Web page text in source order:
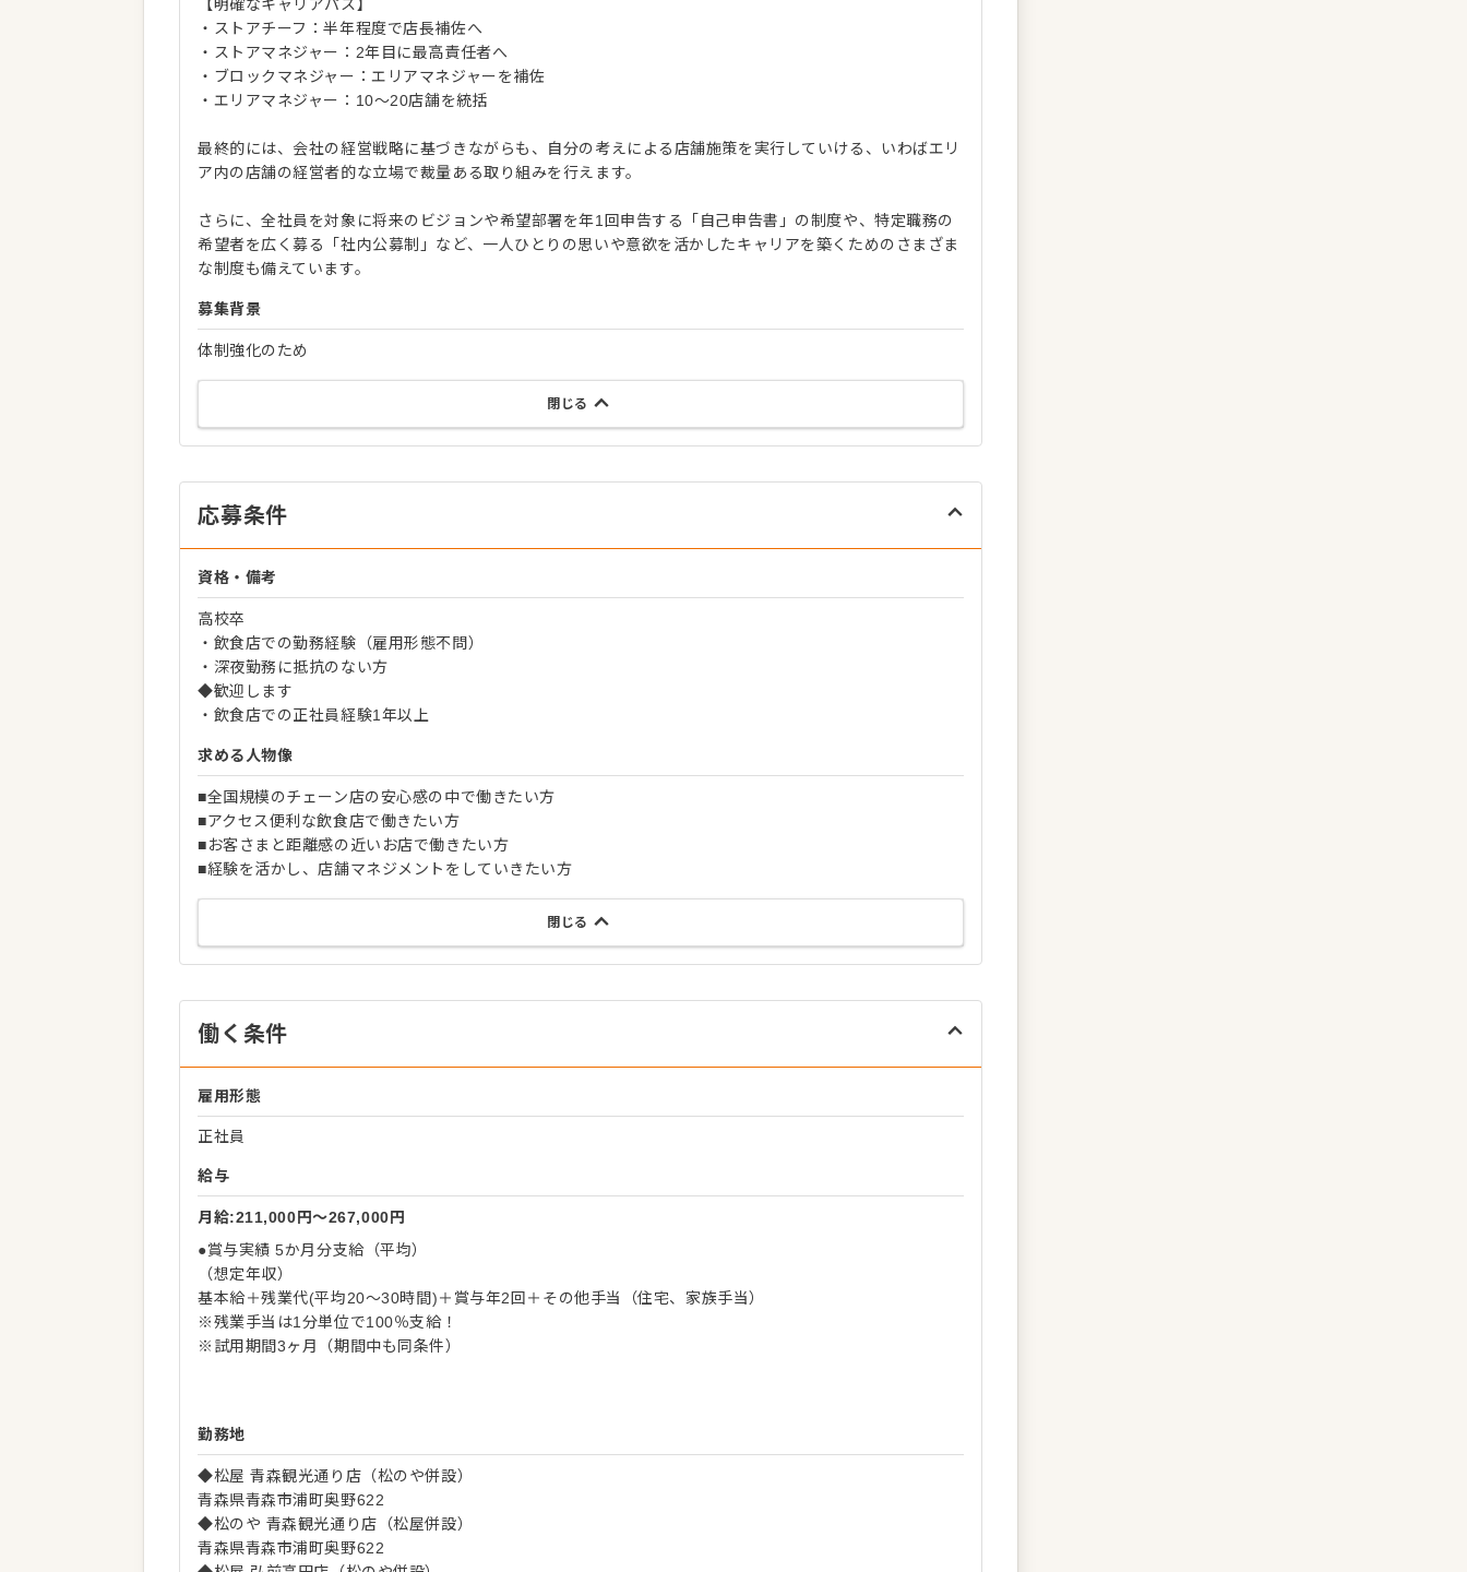
【明確なキャリアパス】
・ストアチーフ：半年程度で店長補佐へ
・ストアマネジャー：2年目に最高責任者へ
・ブロックマネジャー：エリアマネジャーを補佐
・エリアマネジャー：10〜20店舗を統括
最終的には、会社の経営戦略に基づきながらも、自分の考えによる店舗施策を実行していける、いわばエリ
ア内の店舗の経営者的な立場で裁量ある取り組みを行えます。
さらに、全社員を対象に将来のビジョンや希望部署を年1回申告する「自己申告書」の制度や、特定職務の
希望者を広く募る「社内公募制」など、一人ひとりの思いや意欲を活かしたキャリアを築くためのさまざま
な制度も備えています。
募集背景
体制強化のため
閉じる
応募条件
資格・備考
高校卒
・飲食店での勤務経験（雇用形態不問）
・深夜勤務に抵抗のない方
◆歓迎します
・飲食店での正社員経験1年以上
求める人物像
■全国規模のチェーン店の安心感の中で働きたい方
■アクセス便利な飲食店で働きたい方
■お客さまと距離感の近いお店で働きたい方
■経験を活かし、店舗マネジメントをしていきたい方
閉じる
働く条件
雇用形態
正社員
給与
月給:211,000円〜267,000円
●賞与実績 5か月分支給（平均）
（想定年収）
基本給＋残業代(平均20～30時間)＋賞与年2回＋その他手当（住宅、家族手当）
※残業手当は1分単位で100％支給！
※試用期間3ヶ月（期間中も同条件）
勤務地
◆松屋 青森観光通り店（松のや併設）
青森県青森市浦町奥野622
◆松のや 青森観光通り店（松屋併設）
青森県青森市浦町奥野622